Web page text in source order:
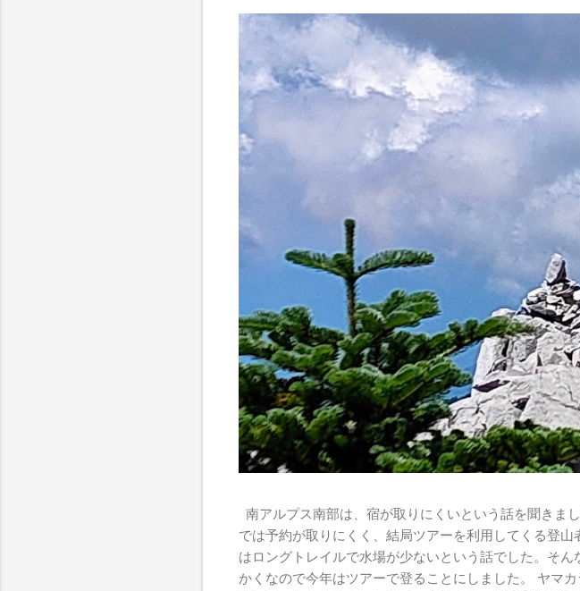
南アルプス南部は、宿が取りにくいという話を聞きま
では予約が取りにくく、結局ツアーを利用してくる登
はロングトレイルで水場が少ないという話でした。そ
かくなので今年はツアーで登ることにしました。 ヤマ